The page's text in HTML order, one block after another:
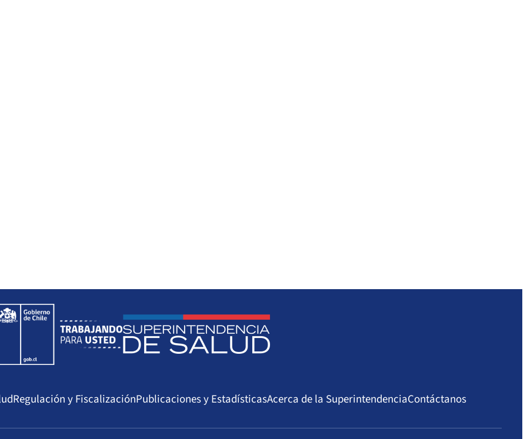
Regulación y FiscalizaciónPublicaciones y EstadísticasAcerca de la SuperintendenciaContáctanos